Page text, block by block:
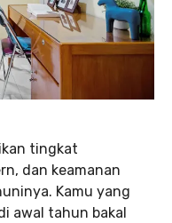
tingkat
dan keamanan
Kamu yang
awal tahun bakal